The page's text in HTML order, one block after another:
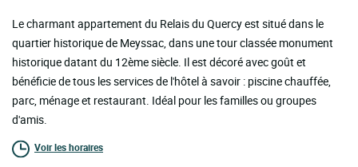
Le charmant appartement du Relais du Quercy est situé dans le
quartier historique de Meyssac, dans une tour classée monument
historique datant du 12ème siècle. Il est décoré avec goût et
bénéficie de tous les services de l'hôtel à savoir : piscine chauffée,
parc, ménage et restaurant. Idéal pour les familles ou groupes
d'amis.
Voir les horaires